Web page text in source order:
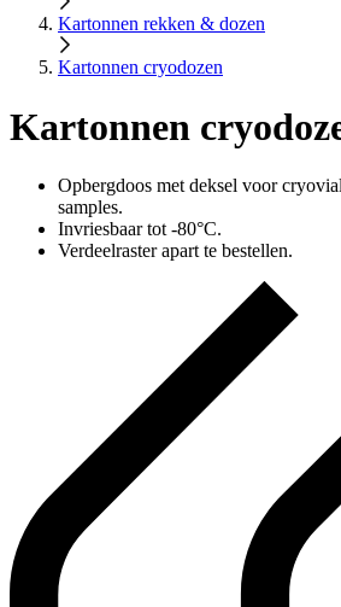
Kartonnen rekken & dozen
Kartonnen cryodozen
Kartonnen
Opbergdoos met deksel voor
samples.
Invriesbaar tot -80°C.
Verdeelraster apart te bestellen.